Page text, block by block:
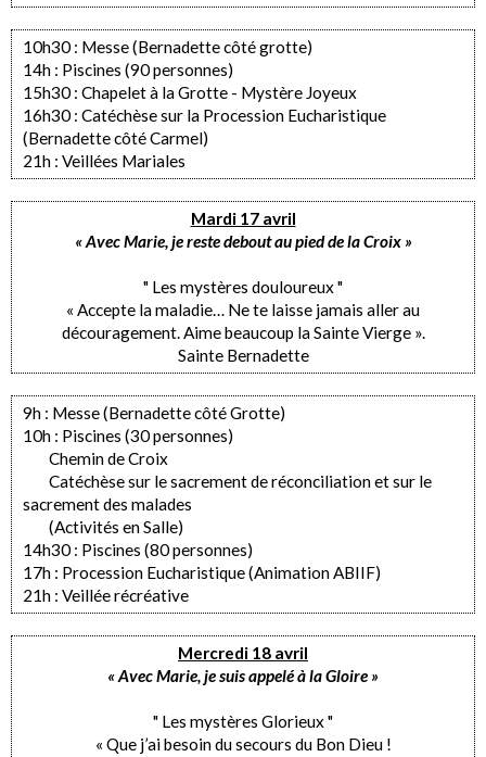
10h30 : Messe (Bernadette côté grotte)
14h : Piscines (90 personnes)
15h30 : Chapelet à la Grotte - Mystère Joyeux
16h30 : Catéchèse sur la Procession Eucharistique
(Bernadette côté Carmel)
21h : Veillées Mariales
Mardi 17 avril
« Avec Marie, je reste debout au pied de la Croix »
" Les mystères douloureux "
« Accepte la maladie… Ne te laisse jamais aller au
découragement. Aime beaucoup la Sainte Vierge ».
Sainte Bernadette
9h : Messe (Bernadette côté Grotte)
10h : Piscines (30 personnes)
Chemin de Croix
Catéchèse sur le sacrement de réconciliation et sur le
sacrement des malades
(Activités en Salle)
14h30 : Piscines (80 personnes)
17h : Procession Eucharistique (Animation ABIIF)
21h : Veillée récréative
Mercredi 18 avril
« Avec Marie, je suis appelé à la Gloire »
" Les mystères Glorieux "
« Que j’ai besoin du secours du Bon Dieu !